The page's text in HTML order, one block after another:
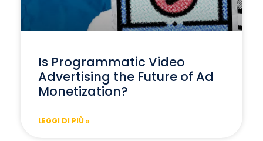
Is Programmatic Video
Advertising the Future of Ad
Monetization?
LEGGI DI PIÙ »